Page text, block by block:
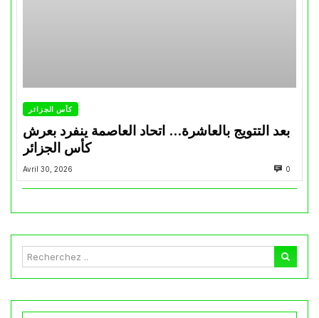
كأس الجزائر
بعد التتويج بالعاشرة… اتحاد العاصمة ينفرد بعرش
كأس الجزائر
Avril 30, 2026 0